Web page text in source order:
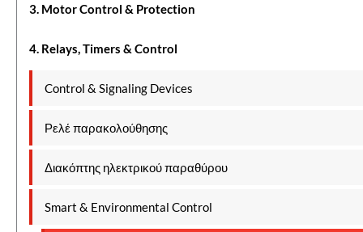
3. Motor Control & Protection
4. Relays, Timers & Control
Control & Signaling Devices
Ρελέ παρακολούθησης
Διακόπτης ηλεκτρικού παραθύρου
Smart & Environmental Control